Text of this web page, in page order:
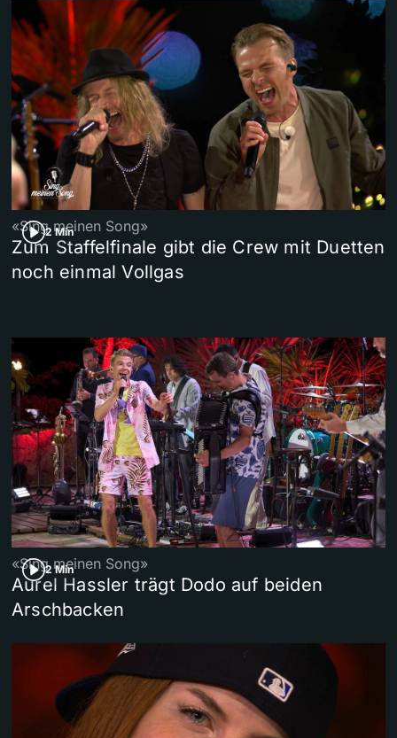
2 Min
«Sing meinen Song»
Zum Staffelfinale gibt die Crew mit Duetten
noch einmal Vollgas
2 Min
«Sing meinen Song»
Aurel Hassler trägt Dodo auf beiden
Arschbacken